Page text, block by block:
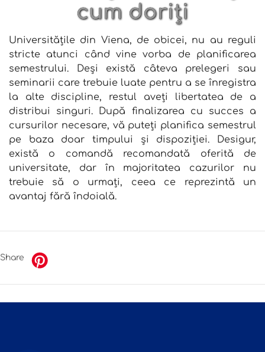
cum doriți
Universitățile din Viena, de obicei, nu au reguli
stricte atunci când vine vorba de planificarea
semestrului. Deși există câteva prelegeri sau
seminarii care trebuie luate pentru a se înregistra
la alte discipline, restul aveți libertatea de a
distribui singuri. După finalizarea cu succes a
cursurilor necesare, vă puteți planifica semestrul
pe baza doar timpului și dispoziției. Desigur,
există o comandă recomandată oferită de
universitate, dar în majoritatea cazurilor nu
trebuie să o urmați, ceea ce reprezintă un
avantaj fără îndoială.
Share